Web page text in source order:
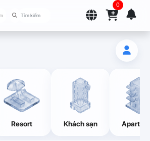
0
Resort Khách sạn